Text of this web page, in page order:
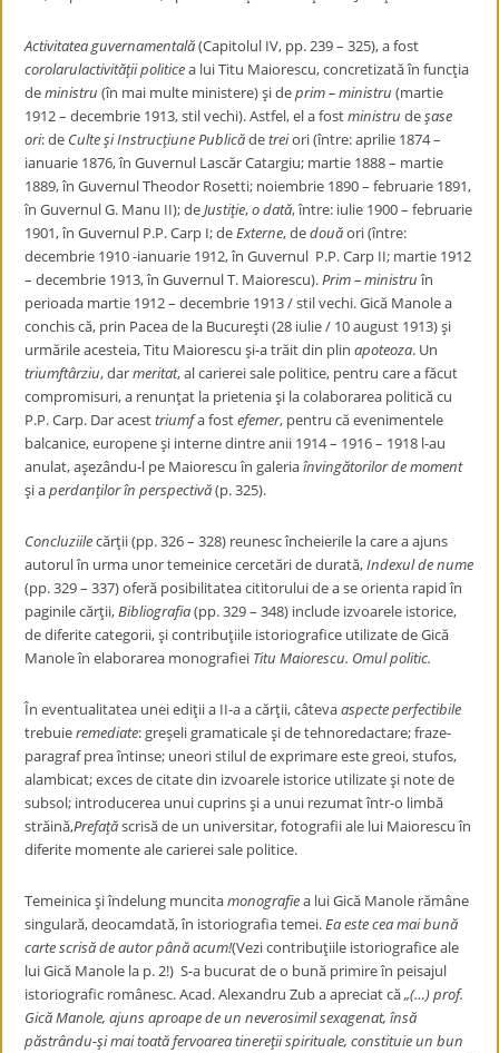
Activitatea guvernamentală(Capitolul IV, pp. 239 – 325), a fost
corolarulactivităţii politicea lui Titu Maiorescu, concretizată în funcţia
deministru (în mai multe ministere) şi deprim – ministru (martie
1912 – decembrie 1913, stil vechi). Astfel, el a fostministrudeşase
ori: de Culte şi Instrucţiune Publicădetreiori (între: aprilie 1874 –
ianuarie 1876, în Guvernul Lascăr Catargiu; martie 1888 – martie
1889, în Guvernul Theodor Rosetti; noiembrie 1890 – februarie 1891,
în Guvernul G. Manu II); deJustiţie,o dată, între: iulie 1900 – februarie
1901, în Guvernul P.P. Carp I; deExterne, dedouăori (între:
decembrie 1910 -ianuarie 1912, în Guvernul P.P. Carp II; martie 1912
– decembrie 1913, în Guvernul T. Maiorescu).Prim – ministruîn
perioada martie 1912 – decembrie 1913 / stil vechi. Gică Manole a
conchis că, prin Pacea de la Bucureşti (28 iulie / 10 august 1913) şi
urmările acesteia, Titu Maiorescu şi-a trăit din plinapoteoza. Un
triumftârziu, darmeritat, al carierei sale politice, pentru care a făcut
compromisuri, a renunţat la prietenia şi la colaborarea politică cu
P.P. Carp. Dar acesttriumfa fostefemer, pentru că evenimentele
balcanice, europene şi interne dintre anii 1914 – 1916 – 1918 l-au
anulat, aşezându-l pe Maiorescu în galeriaînvingătorilor de moment
şi aperdanţilor în perspectivă(p. 325).
Concluziilecărţii (pp. 326 – 328) reunesc încheierile la care a ajuns
autorul în urma unor temeinice cercetări de durată,Indexul de nume
(pp. 329 – 337) oferă posibilitatea cititorului de a se orienta rapid în
paginile cărţii,Bibliografia(pp. 329 – 348) include izvoarele istorice,
de diferite categorii, şi contribuţiile istoriografice utilizate de Gică
Manole în elaborarea monografiei Titu Maiorescu. Omul politic.
În eventualitatea unei ediţii a II-a a cărţii, câtevaaspecte perfectibile
trebuieremediate: greşeli gramaticale şi de tehnoredactare; fraze-
paragraf prea întinse; uneori stilul de exprimare este greoi, stufos,
alambicat; exces de citate din izvoarele istorice utilizate şi note de
subsol; introducerea unui cuprins şi a unui rezumat într-o limbă
străină,Prefaţăscrisă de un universitar, fotografii ale lui Maiorescu în
diferite momente ale carierei sale politice.
Temeinica şi îndelung muncitamonografiea lui Gică Manole rămâne
singulară, deocamdată, în istoriografia temei.Ea este cea mai bună
carte scrisă de autor până acum!(Vezi contribuţiile istoriografice ale
lui Gică Manole la p. 2!) S-a bucurat de o bună primire în peisajul
istoriografic românesc. Acad. Alexandru Zub a apreciat că„(…) prof.
Gică Manole, ajuns aproape de un neverosimil sexagenat, însă
păstrându-şi mai toată fervoarea tinereţii spirituale, constituie un bun